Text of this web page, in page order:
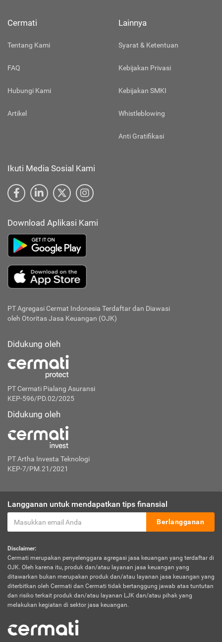
Cermati
Tentang Kami
FAQ
Hubungi Kami
Artikel
Lainnya
Syarat & Ketentuan
Kebijakan Privasi
Kebijakan SMKI
Whistleblowing
Anti Gratifikasi
Ikuti Media Sosial Kami
Download Aplikasi Kami
PT Agregasi Cermat Indonesia Terdaftar dan Diawasi
oleh Otoritas Jasa Keuangan (OJK)
Didukung oleh
PT Cermati Pialang Asuransi
KEP-596/PD.02/2025
Didukung oleh
PT Artha Investa Teknologi
KEP-7/PM.21/2021
Langganan untuk mendapatkan tips finansial
Berlangganan
Disclaimer:
Cermati merupakan penyelenggara agregasi jasa keuangan yang terdaftar di
OJK. Oleh karena itu, produk dan/atau layanan jasa keuangan yang
ditawarkan bukan merupakan produk dan/atau layanan jasa keuangan yang
diterbitkan oleh Cermati dan Cermati tidak bertanggung jawab atas tuntutan
dan risiko terkait produk dan/atau layanan LJK dan/atau pihak yang
melakukan kegiatan di sektor jasa keuangan.